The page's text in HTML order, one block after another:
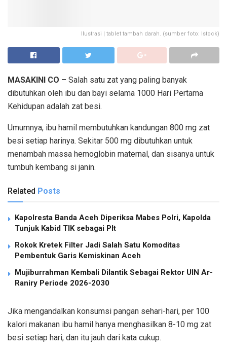
Ilustrasi | tablet tambah darah. (sumber foto: Istock)
MASAKINI CO – Salah satu zat yang paling banyak
dibutuhkan oleh ibu dan bayi selama 1000 Hari Pertama
Kehidupan adalah zat besi.
Umumnya, ibu hamil membutuhkan kandungan 800 mg zat
besi setiap harinya. Sekitar 500 mg dibutuhkan untuk
menambah massa hemoglobin maternal, dan sisanya untuk
tumbuh kembang si janin.
Related Posts
Kapolresta Banda Aceh Diperiksa Mabes Polri, Kapolda
Tunjuk Kabid TIK sebagai Plt
Rokok Kretek Filter Jadi Salah Satu Komoditas
Pembentuk Garis Kemiskinan Aceh
Mujiburrahman Kembali Dilantik Sebagai Rektor UIN Ar-
Raniry Periode 2026-2030
Jika mengandalkan konsumsi pangan sehari-hari, per 100
kalori makanan ibu hamil hanya menghasilkan 8-10 mg zat
besi setiap hari, dan itu jauh dari kata cukup.